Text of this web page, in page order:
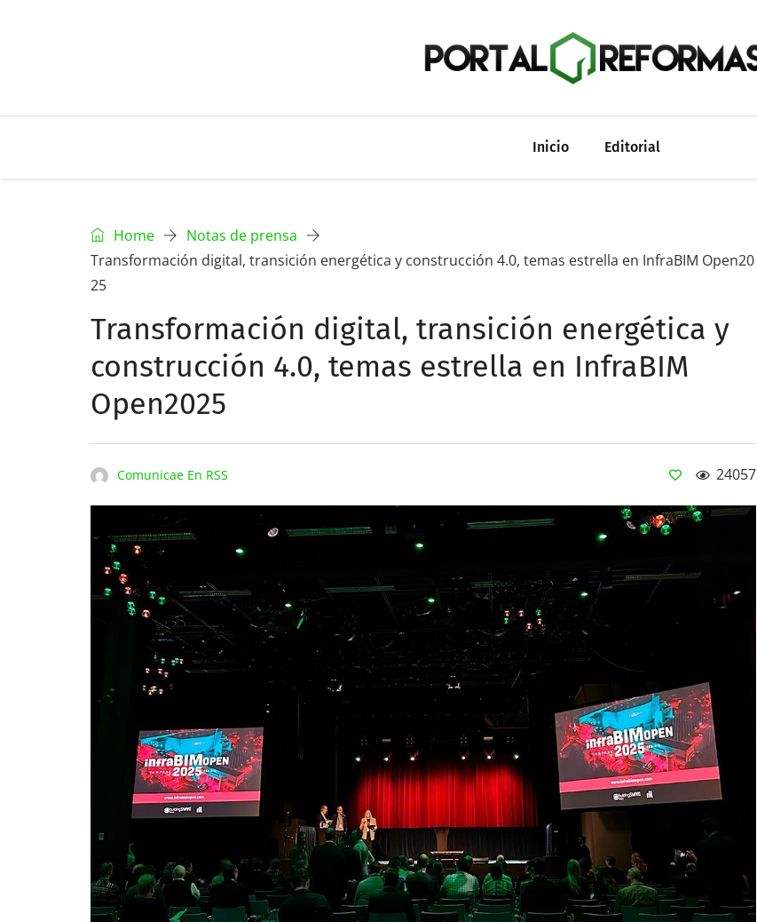
Inicio Editorial
Home
Notas de prensa
Transformación digital, transición energética y construcción 4.0, temas estrella en InfraBIM Open20
25
Transformación digital, transición energética y
construcción 4.0, temas estrella en InfraBIM
Open2025
Comunicae En RSS 24057